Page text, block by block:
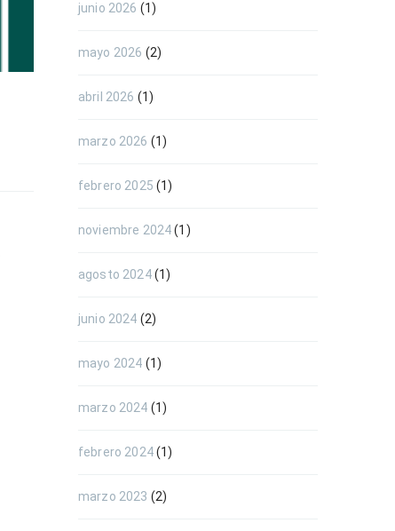
junio 2026 (1)
mayo 2026 (2)
abril 2026 (1)
marzo 2026 (1)
febrero 2025 (1)
noviembre 2024(1)
agosto 2024(1)
junio 2024 (2)
mayo 2024 (1)
marzo 2024 (1)
febrero 2024(1)
marzo 2023 (2)